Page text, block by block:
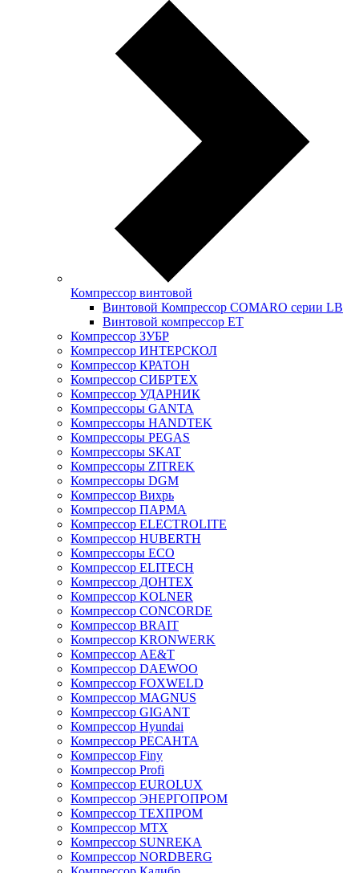
Компрессор винтовой
Винтовой Компрессор COMARO серии LB
Винтовой компрессор ET
Компрессор ЗУБР
Компрессор ИНТЕРСКОЛ
Компрессор КРАТОН
Компрессор СИБРТЕХ
Компрессор УДАРНИК
Компрессоры GANTA
Компрессоры HANDTEK
Компрессоры PEGAS
Компрессоры SKAT
Компрессоры ZITREK
Компрессоры DGM
Компрессор Вихрь
Компрессор ПАРМА
Компрессор ELECTROLITE
Компрессор HUBERTH
Компрессоры ECO
Компрессор ELITECH
Компрессор ДОНТЕХ
Компрессор KOLNER
Компрессор CONCORDE
Компрессор BRAIT
Компрессор KRONWERK
Компрессор AE&T
Компрессор DAEWOO
Компрессор FOXWELD
Компрессор MAGNUS
Компрессор GIGANT
Компрессор Hyundai
Компрессор РЕСАНТА
Компрессор Finy
Компрессор Profi
Компрессор EUROLUX
Компрессор ЭНЕРГОПРОМ
Компрессор ТЕХПРОМ
Компрессор MTX
Компрессор SUNREKA
Компрессор NORDBERG